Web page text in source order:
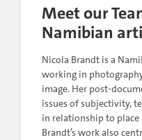
Meet our
Namibian
Nicola Brandt is a
working in
image. Her post-
issues of subjectivity,
in relationship to
Brandt’s work also